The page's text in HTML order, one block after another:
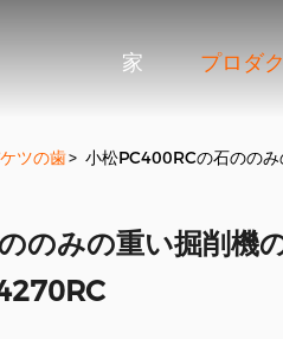
家 プロダ
ツの歯> 小松PC400RCの石のの
のみの重い掘削機